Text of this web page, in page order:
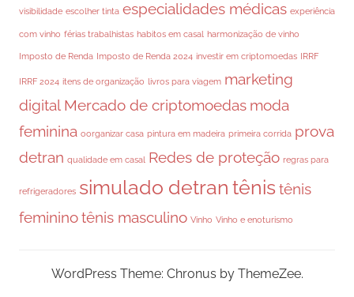
visibilidade escolher tinta especialidades médicas experiência
com vinho férias trabalhistas habitos em casal harmonização de vinho
Imposto de Renda Imposto de Renda 2024 investir em criptomoedas IRRF
IRRF 2024 itens de organização livros para viagem marketing
digital Mercado de criptomoedas moda
feminina oorganizar casa pintura em madeira primeira corrida prova
detran qualidade em casal Redes de proteção regras para
refrigeradores simulado detran tênis tênis
femininotênis masculino Vinho Vinho e enoturismo
WordPress Theme: Chronus by ThemeZee.